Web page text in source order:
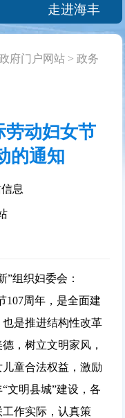
走进海丰
府门户网站 >政务
劳动妇女节
的通知
息
”组织妇委会：
周年，是全面建
是推进结构性改革
，树立文明家风，
童合法权益，激励
文明县城”建设，各
作实际，认真策